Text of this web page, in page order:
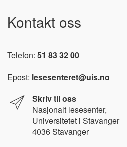
Kontakt oss
Telefon: 51 83 32 00
Epost: lesesenteret@uis.no
Skriv til oss
Nasjonalt lesesenter,
Universitetet i Stavanger
4036 Stavanger